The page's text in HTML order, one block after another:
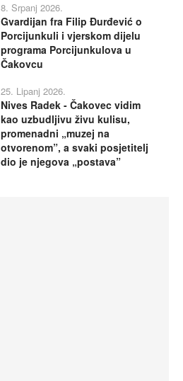
8. Srpanj 2026.
Gvardijan fra Filip Đurđević o
Porcijunkuli i vjerskom dijelu
programa Porcijunkulova u
Čakovcu
25. Lipanj 2026.
Nives Radek - Čakovec vidim
kao uzbudljivu živu kulisu,
promenadni „muzej na
otvorenom”, a svaki posjetitelj
dio je njegova „postava”